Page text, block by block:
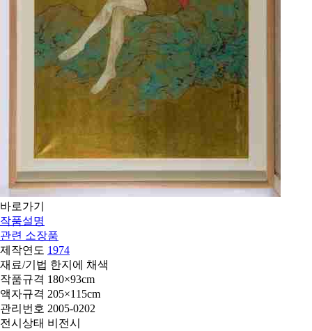
바로가기
작품설명
관련 소장품
제작연도 1974
재료/기법 한지에 채색
작품규격 180×93cm
액자규격 205×115cm
관리번호 2005-0202
전시상태 비전시